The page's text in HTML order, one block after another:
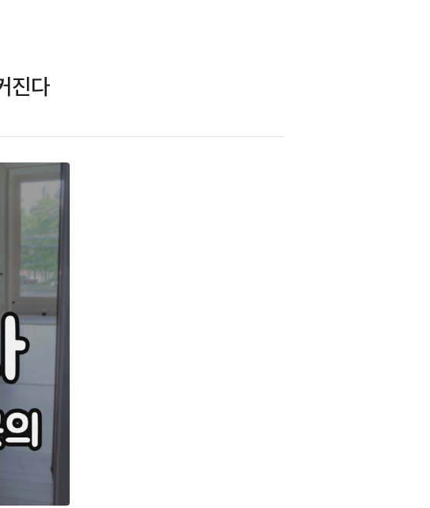
진다